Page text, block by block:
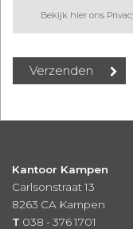
Bekijk hier ons
Kantoor Kampen
Carlsonstraat 13
8263 CA Kampen
T 038 - 376 1701